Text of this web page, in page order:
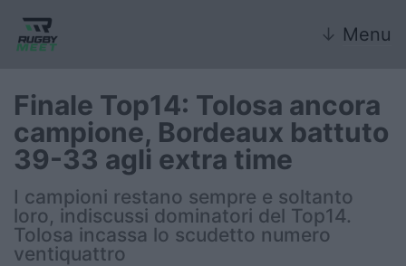
↓ Menu
Nazionale
Nazionali giovanili
Rugby Sevens
Finale Top14: Tolosa ancora
campione, Bordeaux battuto
39-33 agli extra time
I campioni restano sempre e soltanto
loro, indiscussi dominatori del Top14.
Tolosa incassa lo scudetto numero
ventiquattro